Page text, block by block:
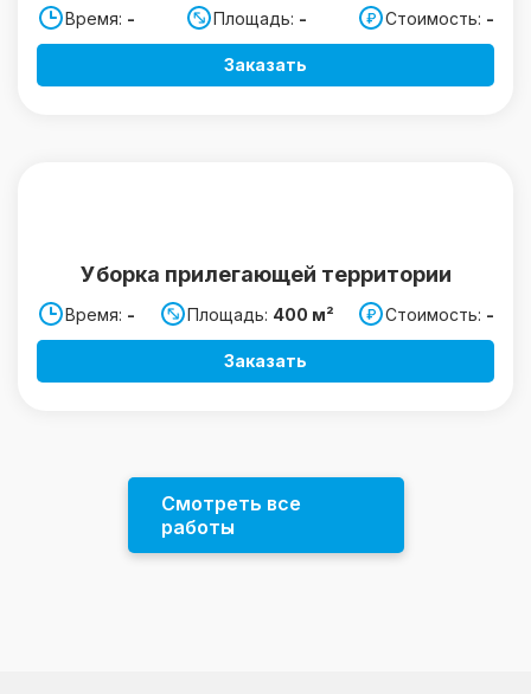
Время: - Площадь: - Стоимость: -
Заказать
Уборка прилегающей территории
Время: - Площадь: 400 м² Стоимость: -
Заказать
Смотреть все
работы